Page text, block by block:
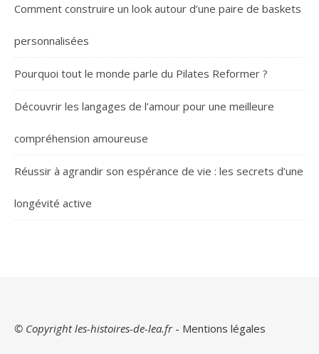
Comment construire un look autour d’une paire de baskets
personnalisées
Pourquoi tout le monde parle du Pilates Reformer ?
Découvrir les langages de l’amour pour une meilleure
compréhension amoureuse
Réussir à agrandir son espérance de vie : les secrets d’une
longévité active
© Copyright les-histoires-de-lea.fr- Mentions légales